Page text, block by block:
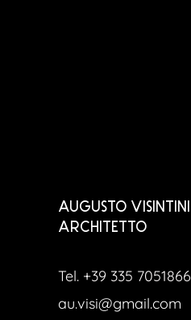
AUGUSTO VISINTINI
ARCHITETTO
Tel. +39 335 7051866
au.visi@gmail.com